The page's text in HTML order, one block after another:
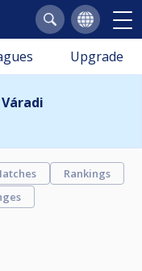
Upgrade
Rankings